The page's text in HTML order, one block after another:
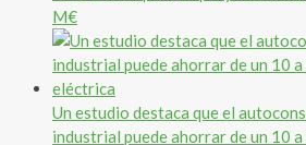
M€
Un estudio destaca que el
industrial puede ahorrar de un 10